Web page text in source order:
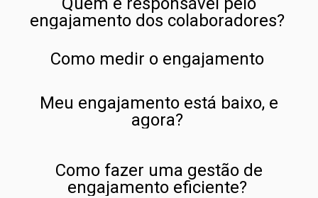
engajamento dos colaboradores?
Como medir o engajamento
Meu engajamento está baixo, e
agora?
Como fazer uma gestão de
engajamento eficiente?